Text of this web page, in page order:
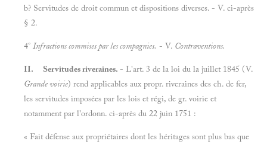
b? Servitudes de droit commun et dispositions diverses. - V. ci-après
§ 2.
4° Infractions commises par les compagnies. - V. Contraventions.
II. Servitudes riveraines. - L'art. 3 de la loi du la juillet 1845 (V.
Grande voirie) rend applicables aux propr. riveraines des ch. de fer,
les servitudes imposées par les lois et régi, de gr. voirie et
notamment par l'ordonn. ci-après du 22 juin 1751 :
« Fait défense aux propriétaires dont les héritages sont plus bas que